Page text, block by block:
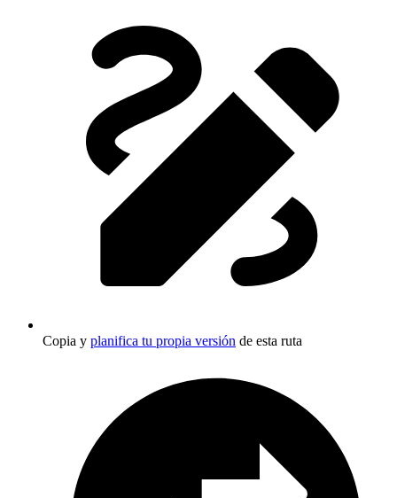
Copia y planifica tu propia versión de esta ruta